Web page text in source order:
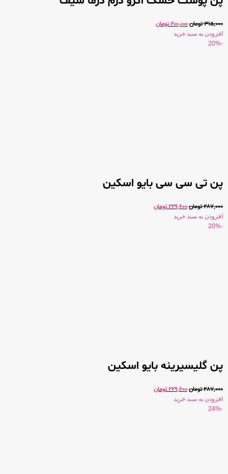
315,000تومان200,000 تومان
افزودن به سبد خرید
-20%
پن تی سی سی بایو اسکین
287,000تومان229,600 تومان
افزودن به سبد خرید
-20%
پن گلیسیرینه بایو اسکین
287,000تومان229,600 تومان
افزودن به سبد خرید
-24%